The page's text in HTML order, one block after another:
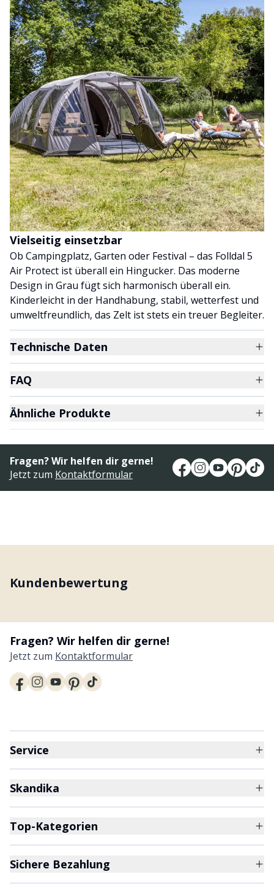
Vielseitig einsetzbar
Ob Campingplatz, Garten oder Festival – das Folldal 5
Air Protect ist überall ein Hingucker. Das moderne
Design in Grau fügt sich harmonisch überall ein.
Kinderleicht in der Handhabung, stabil, wetterfest und
umweltfreundlich, das Zelt ist stets ein treuer Begleiter.
Technische Daten
FAQ
Ähnliche Produkte
Fragen? Wir helfen dir gerne!
Jetzt zum Kontaktformular
Kundenbewertung
Fragen? Wir helfen dir gerne!
Jetzt zum Kontaktformular
Service
Skandika
Top-Kategorien
Sichere Bezahlung